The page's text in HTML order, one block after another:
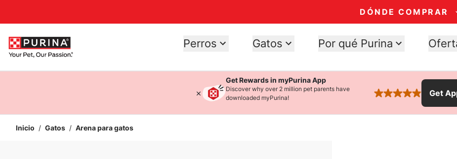
DÓNDE COMPRAR
Perros Gatos Por qué Purina
Get Rewards in myPurina App
Discover why over 2 million pet parents have
downloaded myPurina!
rated 4.9 stars
Get
Inicio / Gatos / Arena para gatos